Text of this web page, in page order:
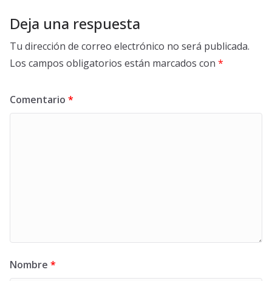
Deja una respuesta
Tu dirección de correo electrónico no será publicada.
Los campos obligatorios están marcados con *
Comentario *
Nombre *